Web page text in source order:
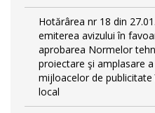
Hotărârea nr 18 din
emiterea avizului în
aprobarea Normelor
proiectare şi amplasare
mijloacelor de
local